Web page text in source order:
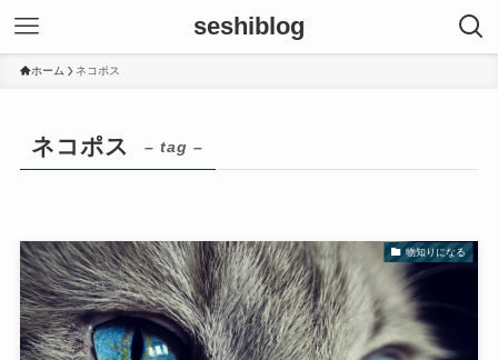
seshiblog
ホーム ネコポス
ネコポス – tag –
物知りになる